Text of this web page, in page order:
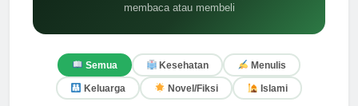
membaca atau membeli
Semua Kesehatan Menulis
Keluarga Novel/Fiksi Islami